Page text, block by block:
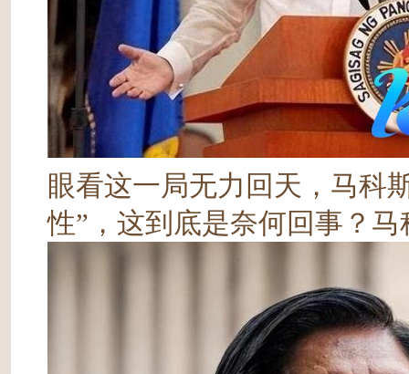
眼看这一局无力回天，马科
性”，这到底是奈何回事？